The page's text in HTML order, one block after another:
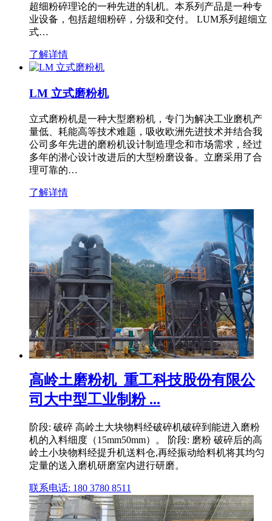
超细粉碎理论的一种先进的轧机。本系列产品是一种专
业设备，包括超细粉碎，分级和交付。 LUM系列超细立
式…
了解详情
LM 立式磨粉机
立式磨粉机是一种大型磨粉机，专门为解决工业磨机产
量低、耗能高等技术难题，吸收欧洲先进技术并结合我
公司多年先进的磨粉机设计制造理念和市场需求，经过
多年的潜心设计改进后的大型粉磨设备。立磨采用了合
理可靠的…
了解详情
高岭土磨粉机_重工科技股份有限公
司大中型工业制粉 ...
阶段: 破碎 高岭土大块物料经破碎机破碎到能进入磨粉
机的入料细度（15mm50mm）。 阶段: 磨粉 破碎后的高
岭土小块物料经提升机送料仓,再经振动给料机将其均匀
定量的送入磨机研磨室内进行研磨。
联系电话: 180 3780 8511